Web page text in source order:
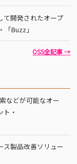
て開発されたオープ
Buzz」
OSS全記事 →
などが可能なオー
・
ス製品改善ソリュー